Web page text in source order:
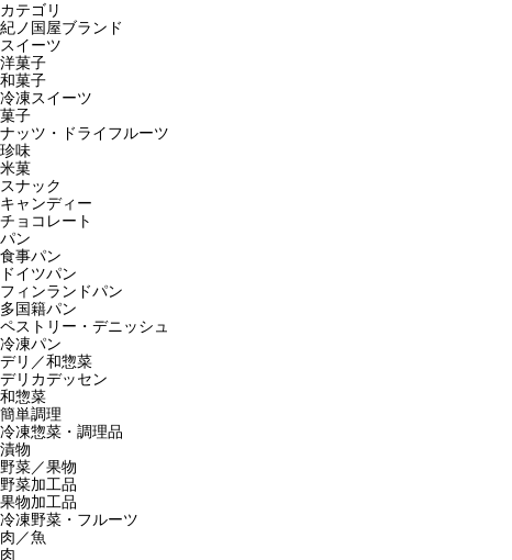
カテゴリ
紀ノ国屋ブランド
スイーツ
洋菓子
和菓子
冷凍スイーツ
菓子
ナッツ・ドライフルーツ
珍味
米菓
スナック
キャンディー
チョコレート
パン
食事パン
ドイツパン
フィンランドパン
多国籍パン
ペストリー・デニッシュ
冷凍パン
デリ／和惣菜
デリカデッセン
和惣菜
簡単調理
冷凍惣菜・調理品
漬物
野菜／果物
野菜加工品
果物加工品
冷凍野菜・フルーツ
肉／魚
肉